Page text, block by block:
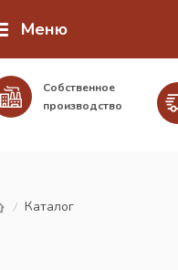
Меню
Собственное
производство
/ Каталог